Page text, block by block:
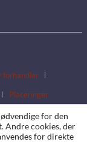
forhandler
Placeringer
for den
Andre cookies, der
for direkte